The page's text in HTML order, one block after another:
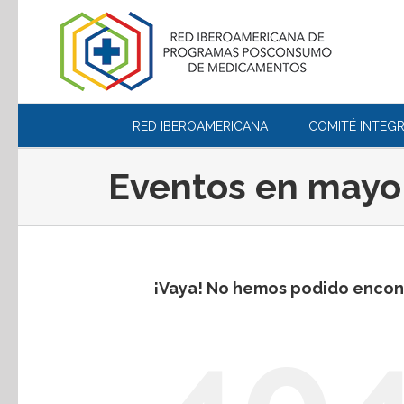
RED IBEROAMERICANA COMITÉ
Eventos en
¡Vaya! No hemos podido